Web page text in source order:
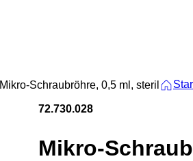
Mikro-Schraubröhre, 0,5 ml, steril
72.730.028
Mikro-